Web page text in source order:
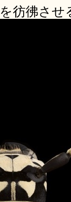
を彷彿させ